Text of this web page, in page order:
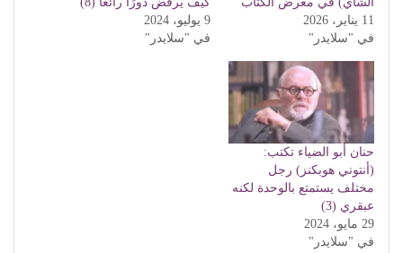
11 يناير، 2026
في "سلايدر"
9 يوليو، 2024
في "سلايدر"
حنان أبو الضياء تكتب:
(أنتوني هوبكنز) رجل
مختلف يستمتع بالوحدة لكنه
عبقري (3)
29 مايو، 2024
في "سلايدر"